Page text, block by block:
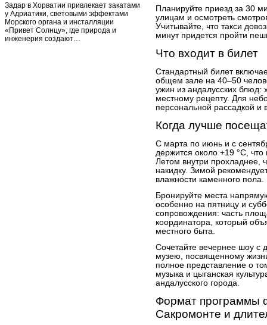
Задар в Хорватии привлекает закатами
у Адриатики, световыми эффектами
Морского органа и инсталляции
«Привет Солнцу», где природа и
инженерия создают…
Планируйте приезд за 30
улицам и осмотреть
Учитывайте, что такси
минут придется пройти
Что входит в билет
Стандартный билет
общем зале на 40–50
ужин из андалусских
местному рецепту. Для
персональной рассадкой
Когда лучше
С марта по июнь и с
держится около +19 °C,
Летом внутри прохладнее,
накидку. Зимой
влажности каменного пола.
Бронируйте места
особенно на пятницу и
сопровождения: часть
координатора, который
местного быта.
Сочетайте вечернее шоу с
музею, посвященному
полное представление о
музыка и цыганская
андалусского города.
Формат программы
Сакромонте и